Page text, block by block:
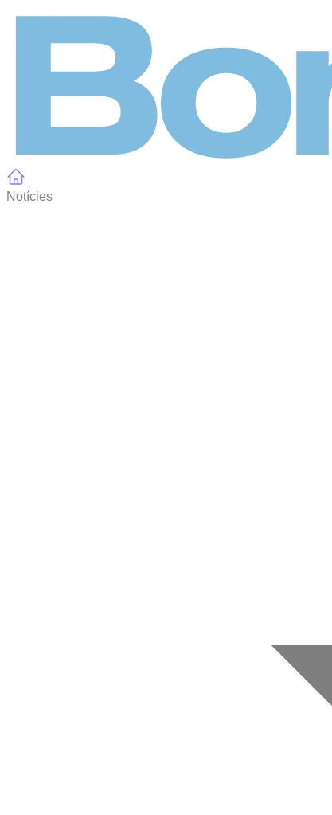
Notícies